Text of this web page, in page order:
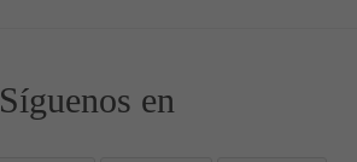
Síguenos en